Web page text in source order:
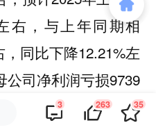
右，与上年同期相
同比下降12.21%左
司净利润亏损9739
损2950.11万元。
3 263 35